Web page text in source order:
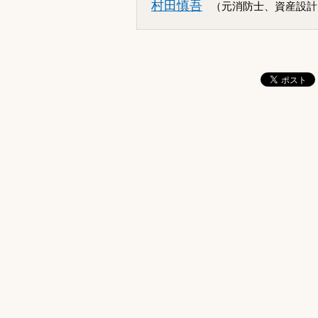
村田慎吾 （元消防士、資産設